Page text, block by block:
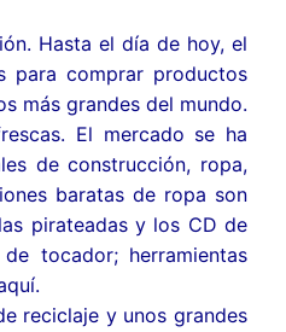
Hasta el día de hoy, el
para comprar productos
más grandes del mundo.
El mercado se ha
de construcción, ropa,
baratas de ropa son
pirateadas y los CD de
tocador; herramientas
reciclaje y unos grandes